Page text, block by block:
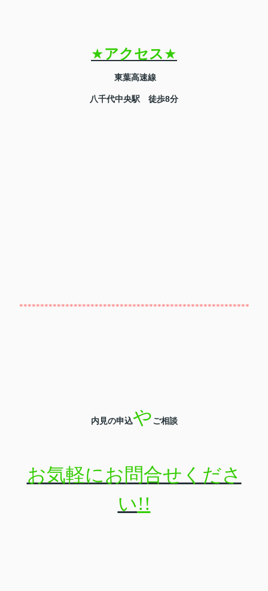
★アクセス★
東葉高速線
八千代中央駅 徒歩8分
*******************************************************
内見の申込やご相談
お気軽にお問合せくださ
い!!